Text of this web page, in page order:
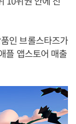
인 브롤스타즈가
플 앱스토어 매출